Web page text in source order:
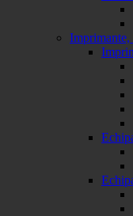
Imprimante,